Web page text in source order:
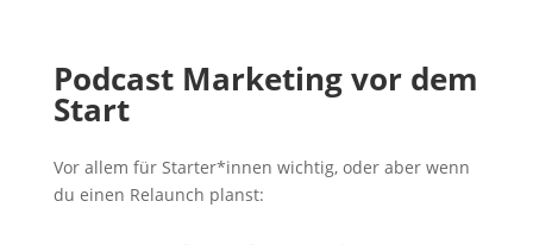
Podcast Marketing vor dem
Start
Vor allem für Starter*innen wichtig, oder aber wenn
du einen Relaunch planst: